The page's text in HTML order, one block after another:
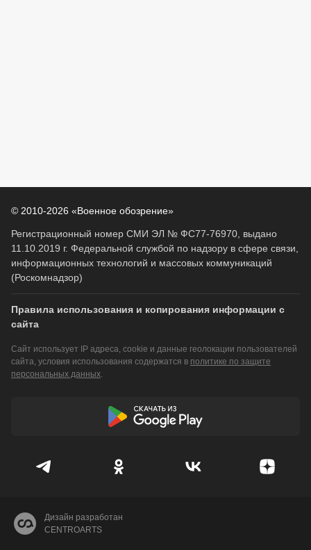
© 2010-2026 «Военное обозрение»
Регистрационный номер СМИ ЭЛ № ФС77-76970, выдано
11.10.2019 г. Федеральной службой по надзору в сфере связи,
информационных технологий и массовых коммуникаций
(Роскомнадзор)
Правила использования и копирования информации с
сайта
Сайт использует IP адреса, cookie и данные геолокации пользователей
сайта, условия использования содержатся в политике по защите
персональных данных.
Дизайн разработан
CENTROARTS